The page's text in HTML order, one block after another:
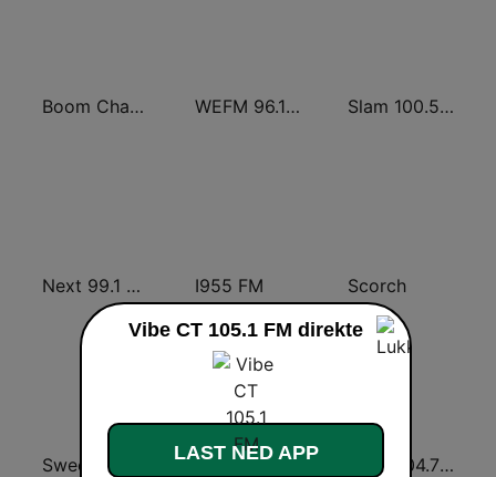
Boom Champions 94.1 FM WEFM 96.1 FM Slam 100.5 FM
Next 99.1 FM I955 FM Scorch
107.7 FM Music For Life More 104.7 FM
Vibe CT 105.1 FM direkte
LAST NED APP